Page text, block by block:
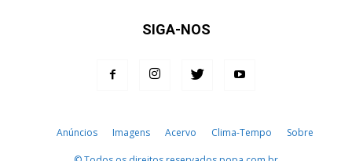
SIGA-NOS
Anúncios Imagens Acervo Clima-Tempo Sobre